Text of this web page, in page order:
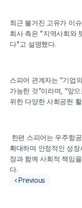
최근 불거진 고유가 이
회사 측은 "지역사회와
다"고 설명했다.
스피어 관계자는 “기업
가능한 것”이라며, “앞
위한 다양한 사회공헌
한편 스피어는 우주항
확대하며 안정적인 성
장과 함께 사회적 책임
다.
‹ Previous